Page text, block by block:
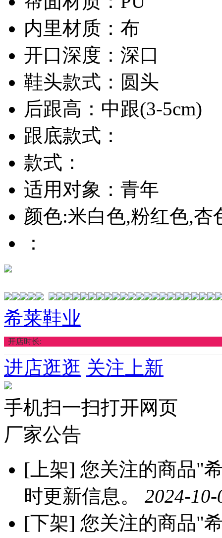
内里材质：布
开口深度：深口
鞋头款式：圆头
后跟高：中跟(3-5cm)
跟底款式：
款式：
适用对象：青年
颜色:米白色,粉红色,杏
：
希莱鞋业
开店时长:
进店逛逛 关注上新
手机扫一扫打开网页
厂家公告
[上架] 您关注的商品"
时更新信息。 2024-
[下架] 您关注的商品"